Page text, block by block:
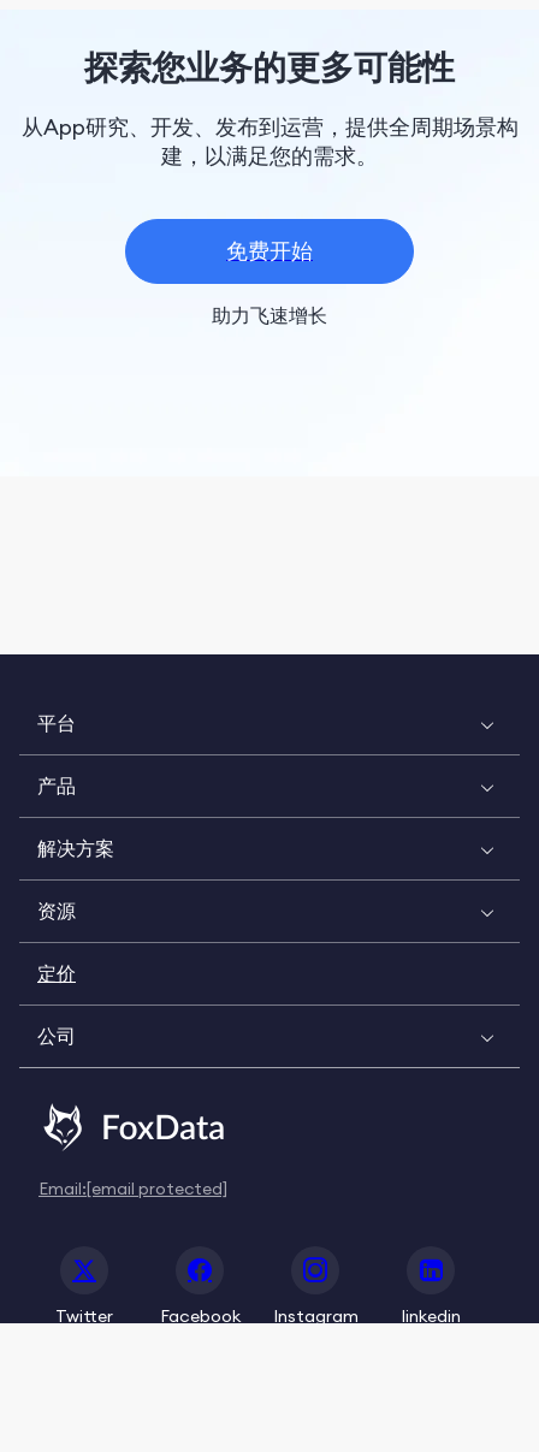
探索您业务的更多可能性
从App研究、开发、发布到运营，提供全周期场景构
建，以满足您的需求。
免费开始
助力飞速增长
平台
产品
解决方案
资源
定价
公司
Email:[email protected]
Twitter Facebook Instagram linkedin